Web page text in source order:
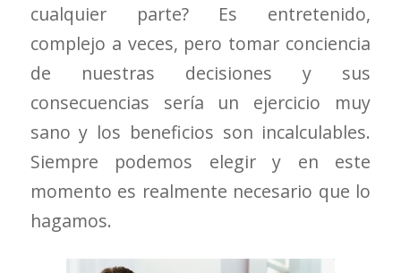
cualquier parte? Es entretenido,
complejo a veces, pero tomar conciencia
de nuestras decisiones y sus
consecuencias sería un ejercicio muy
sano y los beneficios son incalculables.
Siempre podemos elegir y en este
momento es realmente necesario que lo
hagamos.